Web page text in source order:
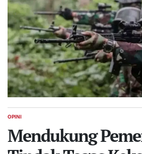
POSTED
OPINI
Mendukung